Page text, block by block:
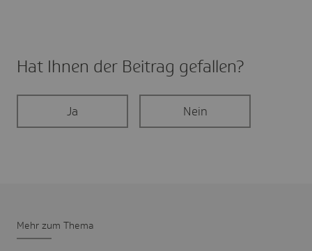
Hat Ihnen der Beitrag gefal­len?
Ja Nein
Mehr zum Thema